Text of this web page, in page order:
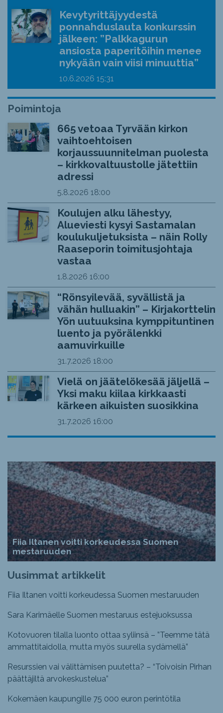
Kevytyrittäjyydestä
ponnahduslauta konkurssin
jälkeen: ”Palkkagurun
ansiosta paperitöihin menee
nykyään vain viisi minuuttia”
10.6.2026 15:31
Poimintoja
665 vetoaa Tyrvään kirkon
vaihtoehtoisen
korjaussuunnitelman puolesta
– kirkkovaltuustolle jätettiin
adressi
5.8.2026 18:00
Koulujen alku lähestyy,
Alueviesti kysyi Sastamalan
koulukuljetuksista – näin Rolly
Raaseporin toimitusjohtaja
vastaa
1.8.2026 16:00
“Rönsyilevää, syvällistä ja
vähän hulluakin” – Kirjakorttelin
Yön uutuuksina kymppituntinen
luento ja pyörälenkki
aamuvirkuille
31.7.2026 18:00
Vielä on jäätelökesää jäljellä –
Yksi maku kiilaa kirkkaasti
kärkeen aikuisten suosikkina
31.7.2026 16:00
Fiia Iltanen voitti korkeudessa Suomen
mestaruuden
Uusimmat artikkelit
Fiia Iltanen voitti korkeudessa Suomen mestaruuden
Sara Karimäelle Suomen mestaruus estejuoksussa
Kotovuoren tilalla luonto ottaa syliinsä – ”Teemme tätä
ammattitaidolla, mutta myös suurella sydämellä”
Resurssien vai välittämisen puutetta? – “Toivoisin Pirhan
päättäjiltä arvokeskustelua”
Kokemäen kaupungille 75 000 euron perintötila